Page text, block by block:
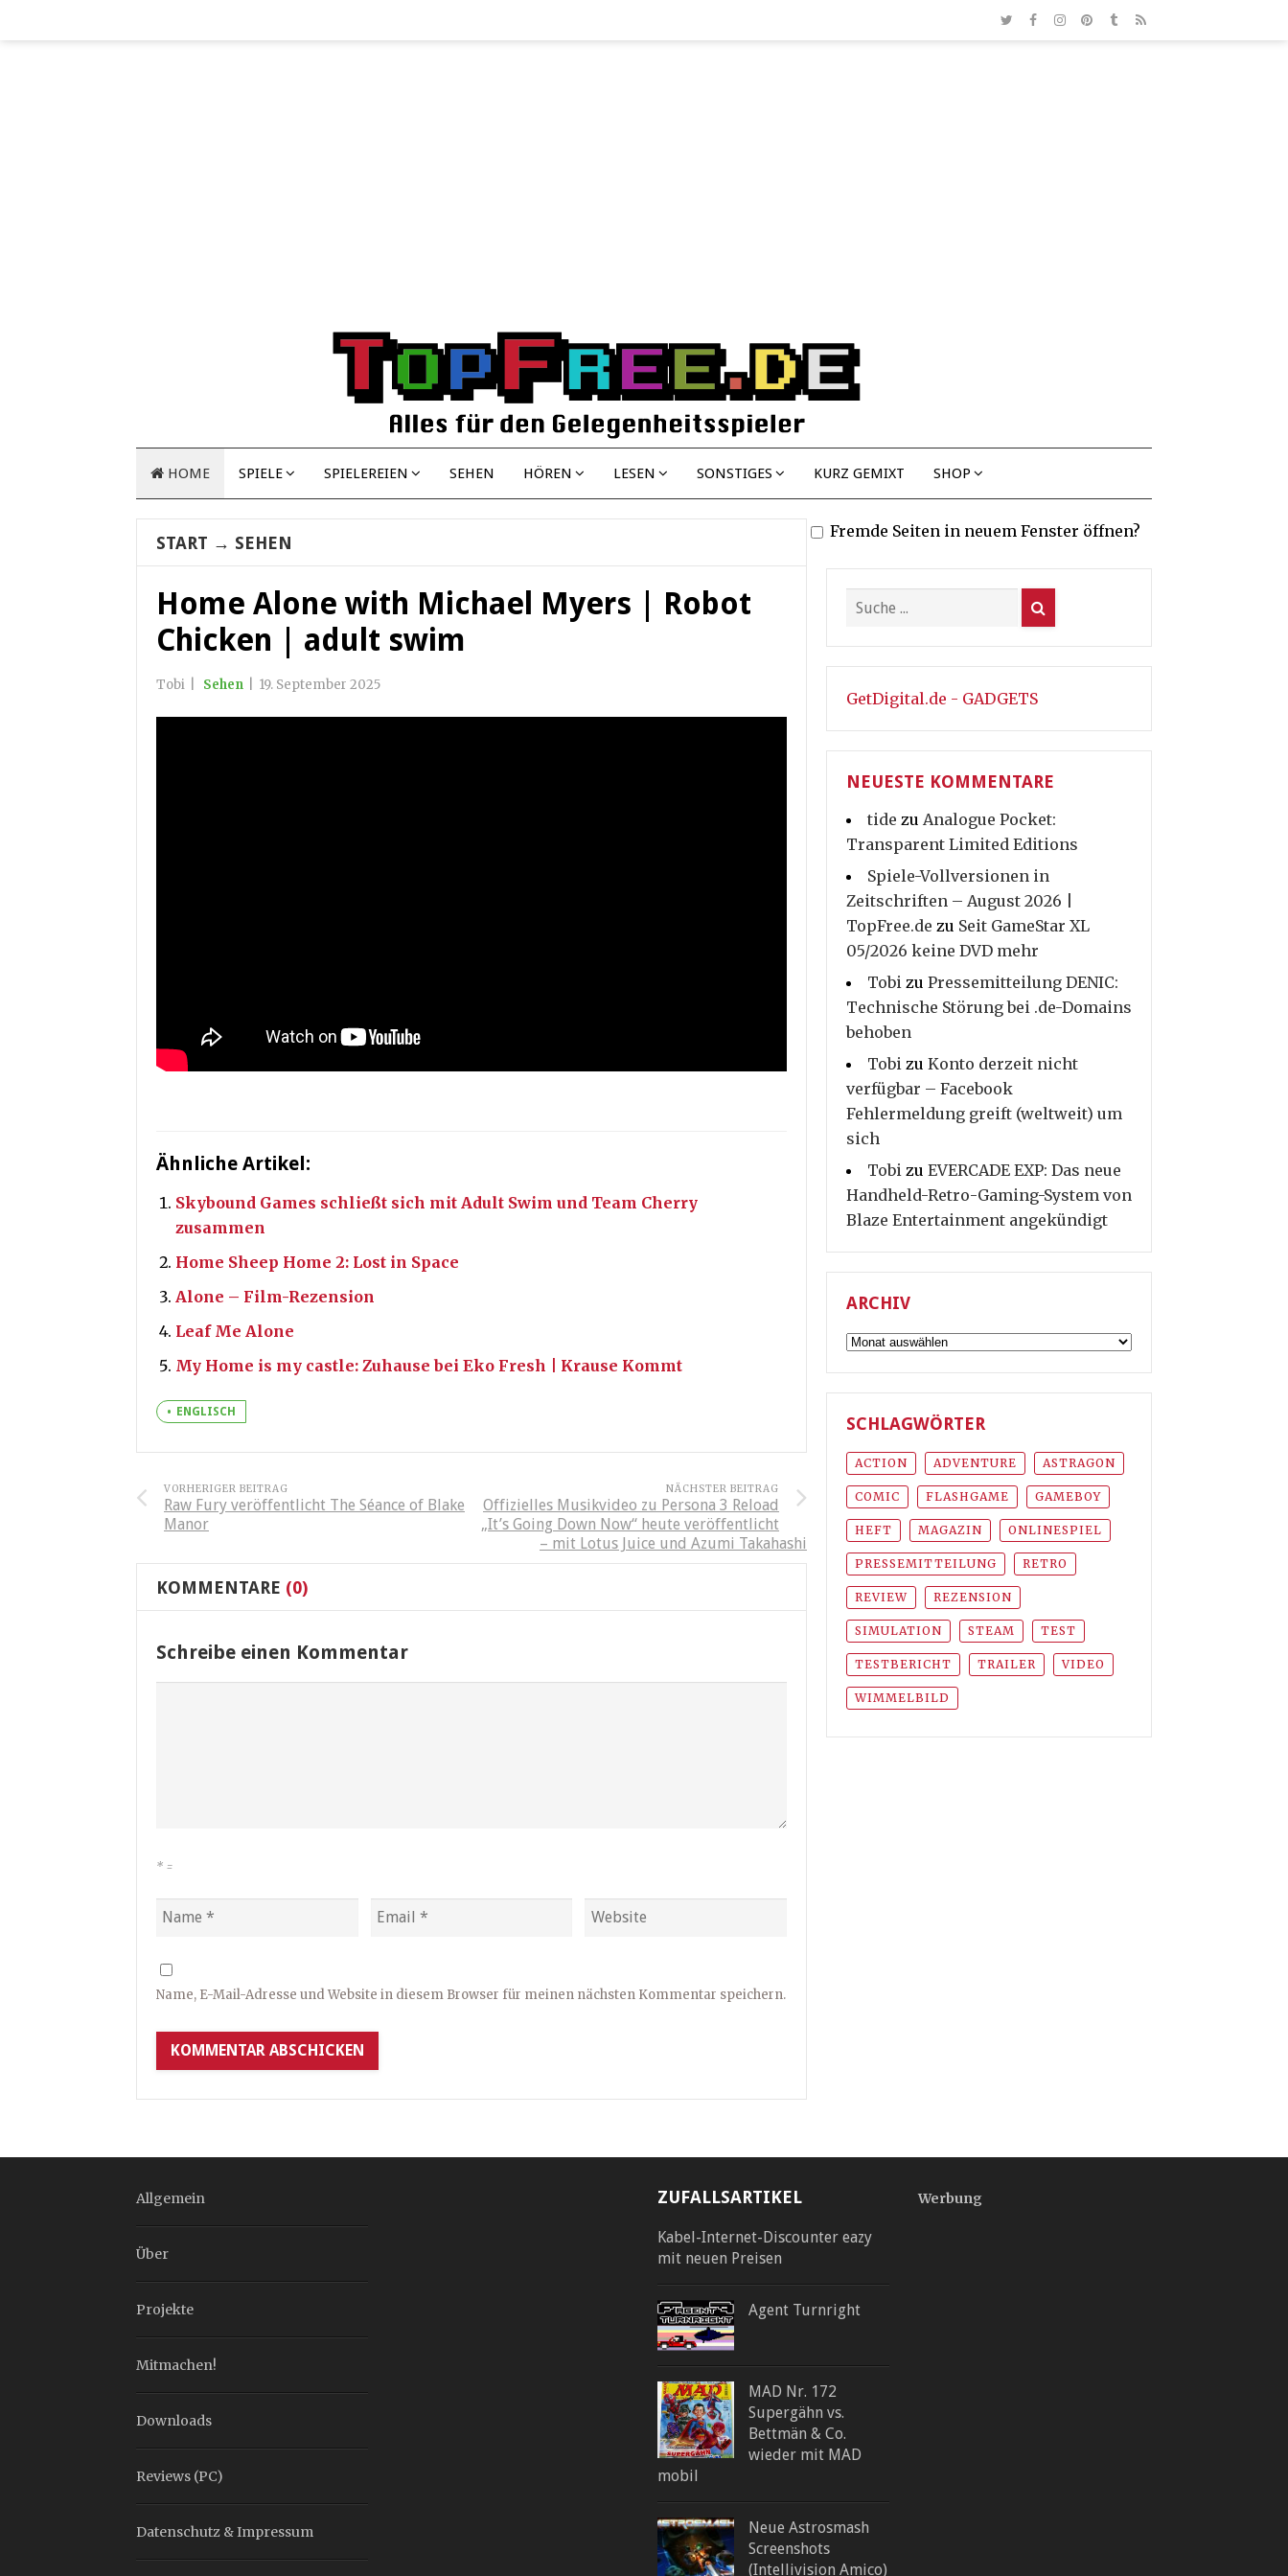
HOME SPIELE SPIELEREIEN SEHEN HÖREN LESEN SONSTIGES KURZ GEMIXT SHOP
START → SEHEN
Home Alone with Michael Myers | Robot
Chicken | adult swim
Tobi Sehen 19. September 2025
Ähnliche Artikel:
Skybound Games schließt sich mit Adult Swim und Team Cherry
zusammen
Home Sheep Home 2: Lost in Space
Alone – Film-Rezension
Leaf Me Alone
My Home is my castle: Zuhause bei Eko Fresh | Krause Kommt
ENGLISCH
VORHERIGER BEITRAG
Raw Fury veröffentlicht The Séance of Blake
Manor
NÄCHSTER BEITRAG
Offizielles Musikvideo zu Persona 3 Reload
„It’s Going Down Now“ heute veröffentlicht
– mit Lotus Juice und Azumi Takahashi
KOMMENTARE (0)
Schreibe einen Kommentar
* =
Name, E-Mail-Adresse und Website in diesem Browser für meinen nächsten Kommentar speichern.
Fremde Seiten in neuem Fenster öffnen?
GetDigital.de - GADGETS
NEUESTE KOMMENTARE
tide zu Analogue Pocket:
Transparent Limited Editions
Spiele-Vollversionen in
Zeitschriften – August 2026 |
TopFree.de zu Seit GameStar XL
05/2026 keine DVD mehr
Tobi zu Pressemitteilung DENIC:
Technische Störung bei .de-Domains
behoben
Tobi zu Konto derzeit nicht
verfügbar – Facebook
Fehlermeldung greift (weltweit) um
sich
Tobi zu EVERCADE EXP: Das neue
Handheld-Retro-Gaming-System von
Blaze Entertainment angekündigt
ARCHIV
Archiv
SCHLAGWÖRTER
ACTION ADVENTURE ASTRAGON
COMIC FLASHGAME GAMEBOY
HEFT MAGAZIN ONLINESPIEL
PRESSEMITTEILUNG RETRO
REVIEW REZENSION
SIMULATION STEAM TEST
TESTBERICHT TRAILER VIDEO
WIMMELBILD
Allgemein
Über
Projekte
Mitmachen!
Downloads
Reviews (PC)
Datenschutz & Impressum
ZUFALLSARTIKEL
Kabel-Internet-Discounter eazy
mit neuen Preisen
Agent Turnright
MAD Nr. 172
Supergähn vs.
Bettmän & Co.
wieder mit MAD
mobil
Neue Astrosmash
Screenshots
(Intellivision Amico)
Werbung